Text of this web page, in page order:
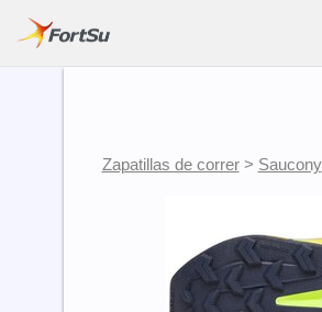
Zapatillas de correr> Saucony